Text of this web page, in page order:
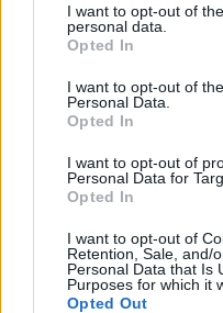
I want to opt-out of
personal data.
Opted In
I want to opt-out of
Personal Data.
Opted In
I want to opt-out of
Personal Data for
Opted In
I want to opt-out of
Retention, Sale, and/
Personal Data that Is
Purposes for which it
Opted Out